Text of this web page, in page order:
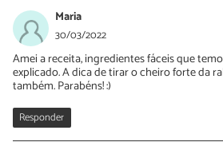
01/07/2024
Roberta, vc fez outra receita!
Maria
30/03/2022
Amei a receita, ingredientes fáceis que
explicado. A dica de tirar o cheiro forte da
também. Parabéns! :)
Responder